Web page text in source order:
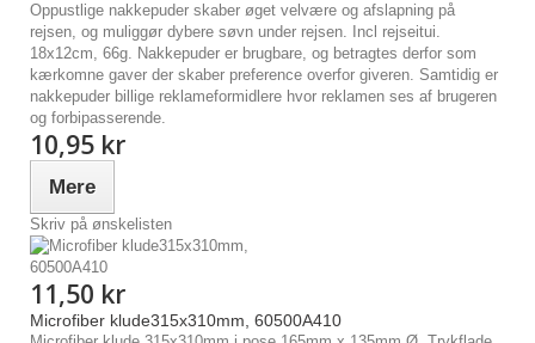
Oppustlige nakkepuder skaber øget velvære og afslapning på
rejsen, og muliggør dybere søvn under rejsen. Incl rejseitui.
18x12cm, 66g. Nakkepuder er brugbare, og betragtes derfor som
kærkomne gaver der skaber preference overfor giveren. Samtidig er
nakkepuder billige reklameformidlere hvor reklamen ses af brugeren
og forbipasserende.
10,95 kr
Mere
Skriv på ønskelisten
11,50 kr
Microfiber klude315x310mm, 60500A410